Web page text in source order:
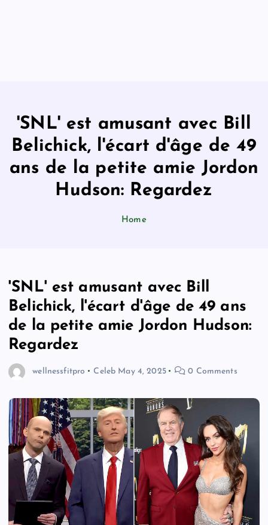
'SNL' est amusant avec Bill
Belichick, l'écart d'âge de 49
ans de la petite amie Jordon
Hudson: Regardez
Home
'SNL' est amusant avec Bill
Belichick, l'écart d'âge de 49 ans
de la petite amie Jordon Hudson:
Regardez
wellnessfitpro Celeb May 4, 2025 0 Comments